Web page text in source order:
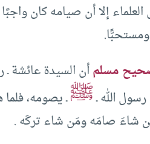
إلا أن صيامه كان
مسلمأن السيدة عائشة
الله ـﷺـ يصومه،
شاءَ صامَه ومَن شاء تركَه .